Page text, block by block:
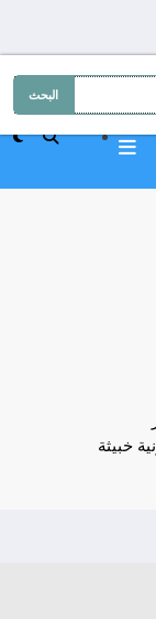
خبيثة